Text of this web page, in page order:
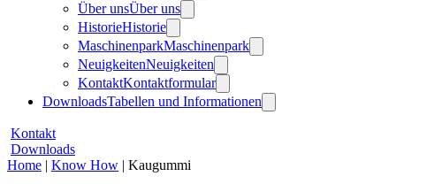
Über unsÜber uns
HistorieHistorie
MaschinenparkMaschinenpark
NeuigkeitenNeuigkeiten
KontaktKontaktformular
DownloadsTabellen und Informationen
Kontakt
Downloads
Home | Know How | Kaugummi